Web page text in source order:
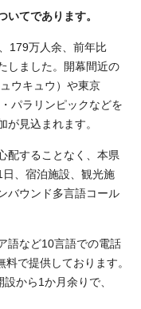
てであります。
179万人余、前年比
しました。開幕間近の
ウキュウ）や東京
パラリンピックなどを
見込まれます。
配することなく、本県
、宿泊施設、観光施
バウンド多言語コール
語など10言語での電話
で提供しております。
から1か月余りで、